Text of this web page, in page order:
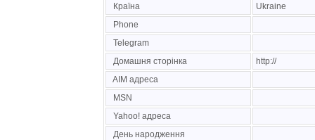
Країна
Ukraine
Phone
Telegram
Домашня сторінка
http://
AIM адреса
MSN
Yahoo! адреса
День народження